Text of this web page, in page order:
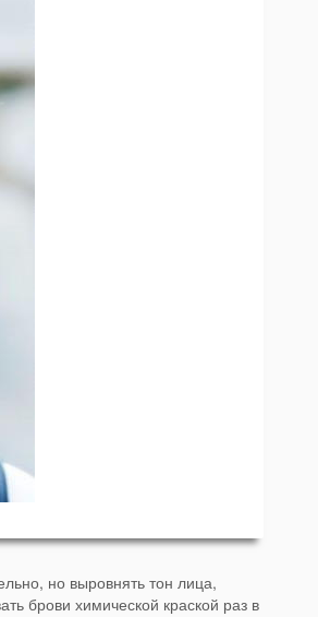
но выровнять тон лица,
брови химической краской раз в